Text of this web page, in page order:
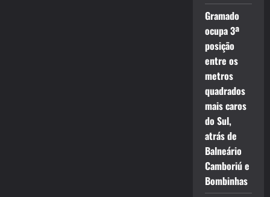
Gramado
ocupa 3ª
posição
entre os
metros
quadrados
mais caros
do Sul,
atrás de
Balneário
Camboriú e
Bombinhas